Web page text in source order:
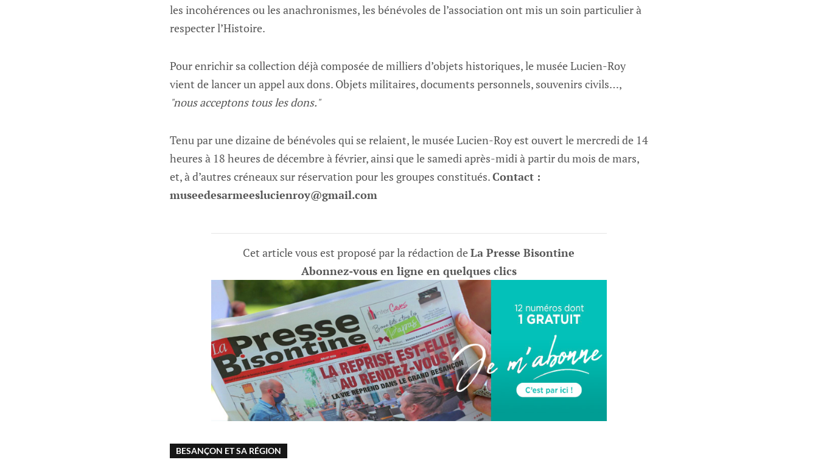
les incohérences ou les anachronismes, les bénévoles de l’association ont mis un soin particulier à
respecter l’Histoire.
Pour enrichir sa collection déjà composée de milliers d’objets historiques, le musée Lucien-Roy
vient de lancer un appel aux dons. Objets militaires, documents personnels, souvenirs civils…,
"nous acceptons tous les dons."
Tenu par une dizaine de bénévoles qui se relaient, le musée Lucien-Roy est ouvert le mercredi de 14
heures à 18 heures de décembre à février, ainsi que le samedi après-midi à partir du mois de mars,
et, à d’autres créneaux sur réservation pour les groupes constitués.Contact :
museedesarmeeslucienroy@gmail.com
Cet article vous est proposé par la rédaction deLa Presse Bisontine
Abonnez-vous en ligne en quelques clics
BESANÇON ET SA RÉGION